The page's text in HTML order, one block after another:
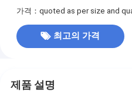
가격：quoted as per size and
최고의 가격
제품 설명